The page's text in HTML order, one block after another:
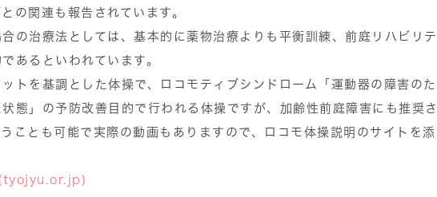
の関連も報告されています。
の治療法としては、基本的に薬物治療よりも平衡訓練、前庭リハビリテ
あるといわれています。
トを基調とした体操で、ロコモティブシンドローム「運動器の障害のた
態」の予防改善目的で行われる体操ですが、加齢性前庭障害にも推奨さ
ことも可能で実際の動画もありますので、ロコモ体操説明のサイトを添
(tyojyu.or.jp)